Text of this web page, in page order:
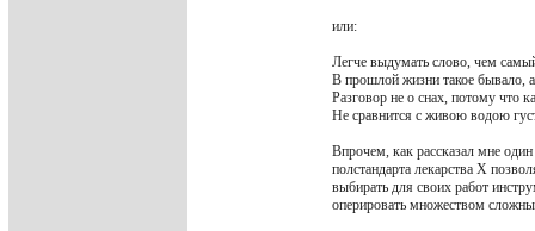
или:
Легче выдумать слово, чем
В прошлой жизни такое бывало,
Разговор не о снах, потому что
Не сравнится с живою водою
Впрочем, как рассказал мне
полстандарта лекарства Х
выбирать для своих работ
оперировать множеством